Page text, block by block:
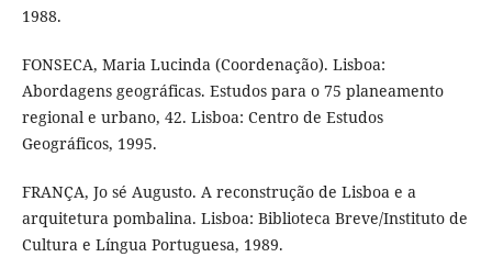
1988.
FONSECA, Maria Lucinda (Coordenação). Lisboa:
Abordagens geográficas. Estudos para o 75 planeamento
regional e urbano, 42. Lisboa: Centro de Estudos
Geográficos, 1995.
FRANÇA, Jo sé Augusto. A reconstrução de Lisboa e a
arquitetura pombalina. Lisboa: Biblioteca Breve/Instituto de
Cultura e Língua Portuguesa, 1989.